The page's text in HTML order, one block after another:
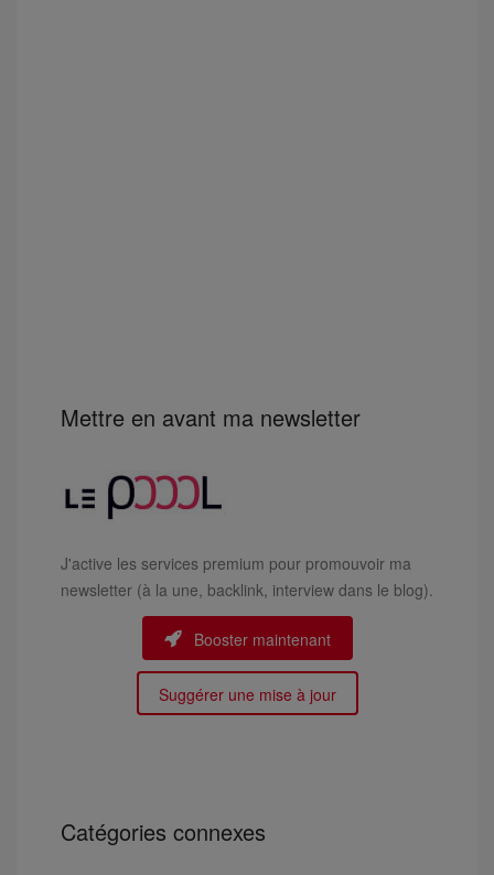
Mettre en avant ma newsletter
J'active les services premium pour promouvoir ma
newsletter (à la une, backlink, interview dans le blog).
Booster maintenant
Suggérer une mise à jour
Catégories connexes